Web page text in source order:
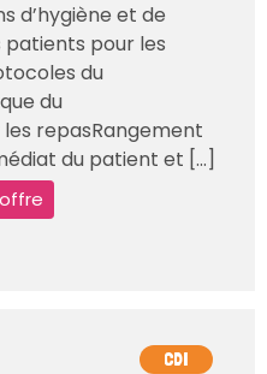
d’hygiène et de
pour les
du
du
repasRangement
du patient et [...]
CDI